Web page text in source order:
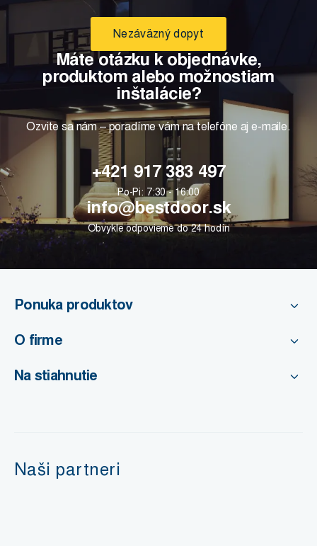
Nezáväzný dopyt
Máte otázku k objednávke,
produktom alebo možnostiam
inštalácie?
Ozvite sa nám – poradíme vám na telefóne aj e-maile.
+421 917 383 497
Po-Pi: 7:30 - 16:00
info@bestdoor.sk
Obvykle odpovieme do 24 hodín
Ponuka produktov
O firme
Na stiahnutie
Naši partneri